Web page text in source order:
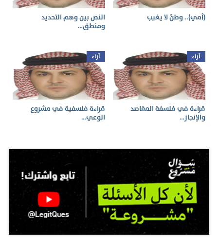
(أمي).. وطنٌ لا يغيب النص بين وهم التحديد
ومنطق…
آراء
قراءة في فلسفة المقاصد
والإنجاز…
آراء
قراءة فلسفية في مشروع
الوعي…